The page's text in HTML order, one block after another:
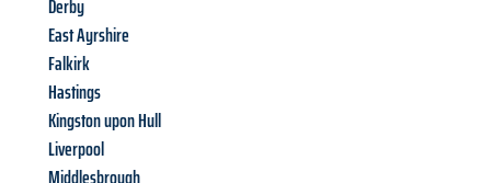
Derby
East Ayrshire
Falkirk
Hastings
Kingston upon Hull
Liverpool